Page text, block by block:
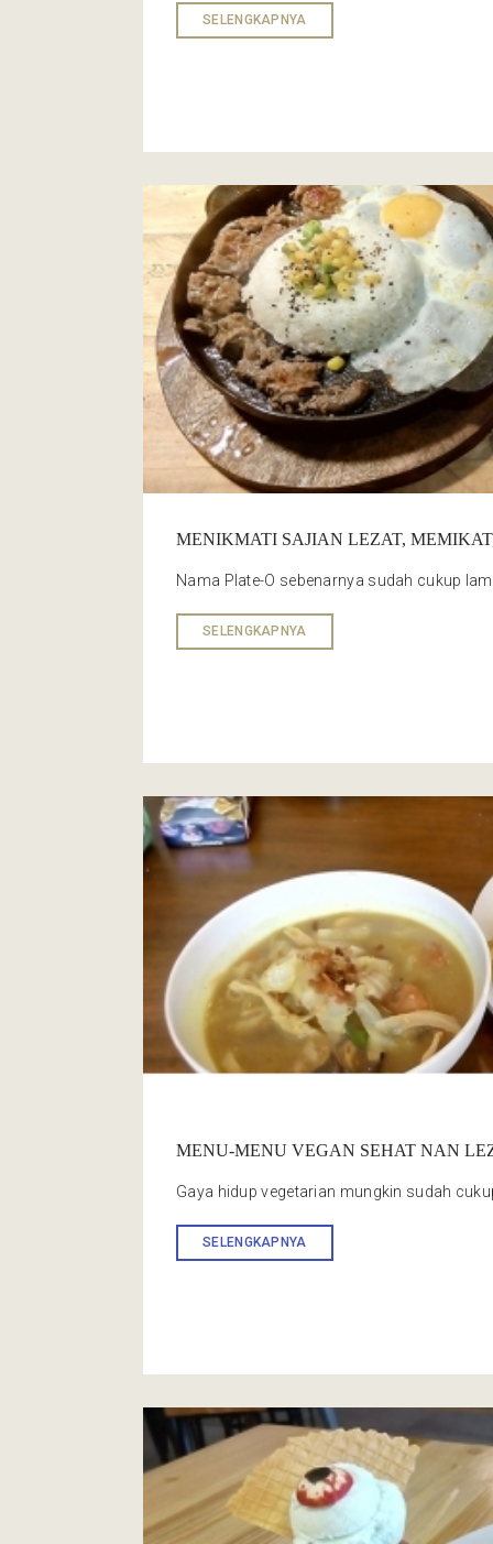
SELENGKAPNYA
MENIKMATI SAJIAN LEZAT,
Nama Plate-O sebenarnya sudah cukup
SELENGKAPNYA
MENU-MENU VEGAN SEHAT NAN
Gaya hidup vegetarian mungkin sudah
SELENGKAPNYA